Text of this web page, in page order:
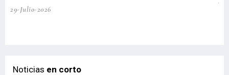
29-Julio-2026
Noticias en corto